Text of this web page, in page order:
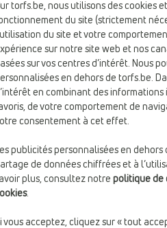
le look
torfs.be, nous utilisons des cookies
du site (strictement
du site et votre
sur notre site web et nos
sur vos centres d’intérêt. Nous
en dehors de torfs.be.
en combinant des
de votre comportement de
consentement à cet effet.
publicités personnalisées en
de données chiffrées et à
plus, consultez notre politique de
.
vous acceptez, cliquez sur « tout